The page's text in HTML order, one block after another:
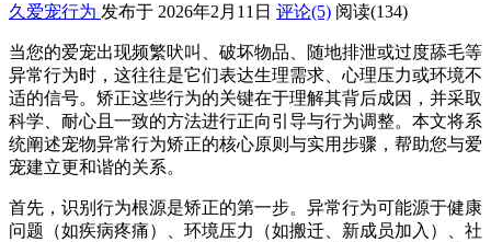
久爱宠行为 发布于 2026年2月11日 评论(5) 阅读(134)
当您的爱宠出现频繁吠叫、破坏物品、随地排泄或过度舔毛等
异常行为时，这往往是它们表达生理需求、心理压力或环境不
适的信号。矫正这些行为的关键在于理解其背后成因，并采取
科学、耐心且一致的方法进行正向引导与行为调整。本文将系
统阐述宠物异常行为矫正的核心原则与实用步骤，帮助您与爱
宠建立更和谐的关系。
首先，识别行为根源是矫正的第一步。异常行为可能源于健康
问题（如疾病疼痛）、环境压力（如搬迁、新成员加入）、社